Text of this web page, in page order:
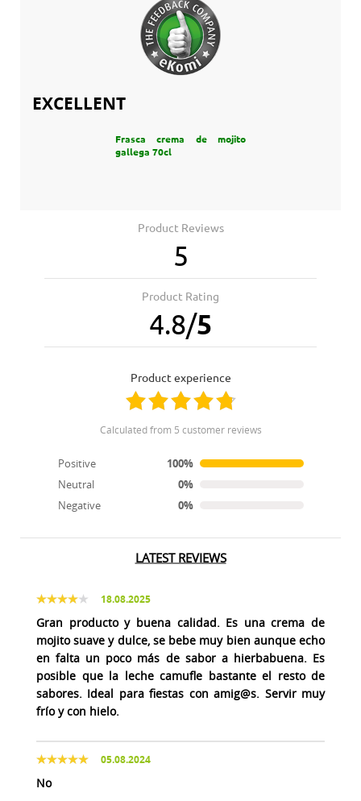
EXCELLENT
Frasca crema de mojito
gallega 70cl
Product Reviews
5
Product Rating
4.8/5
product experience
calculated from 5 customer reviews
Positive
100%
Neutral
0%
Negative
0%
LATEST REVIEWS
18.08.2025
Gran producto y buena calidad. Es una crema de
mojito suave y dulce, se bebe muy bien aunque echo
en falta un poco más de sabor a hierbabuena. Es
posible que la leche camufle bastante el resto de
sabores. Ideal para fiestas con amig@s. Servir muy
frío y con hielo.
05.08.2024
No